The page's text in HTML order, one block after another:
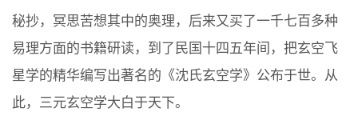
秘抄，冥思苦想其中的奥理，后来又买了一千七百多种
易理方面的书籍研读，到了民国十四五年间，把玄空飞
星学的精华编写出著名的《沈氏玄空学》公布于世。从
此，三元玄空学大白于天下。